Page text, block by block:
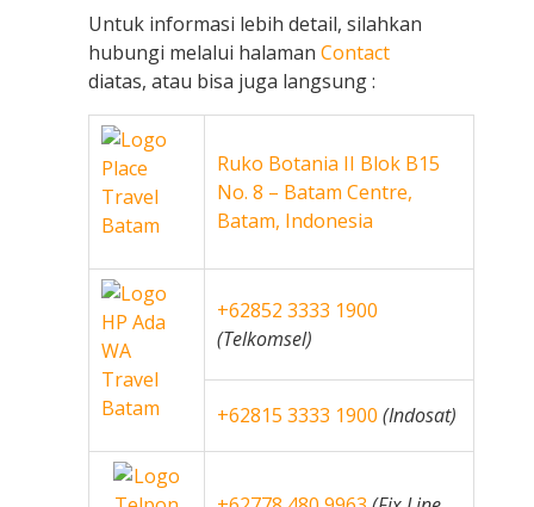
Untuk informasi lebih detail, silahkan
hubungi melalui halaman Contact
diatas, atau bisa juga langsung :
Ruko Botania II Blok B15
No. 8 – Batam Centre,
Batam, Indonesia
+62852 3333 1900
(Telkomsel)
+62815 3333 1900 (Indosat)